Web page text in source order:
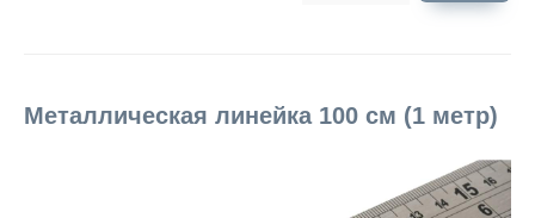
Металлическая линейка 100 см (1 метр)